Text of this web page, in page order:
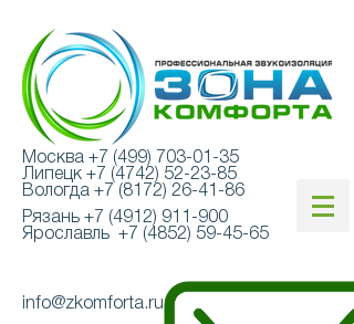
Москва +7 (499) 703-01-35
Липецк +7 (4742) 52-23-85
Вологда +7 (8172) 26-41-86
Рязань +7 (4912) 911-900
Ярославль +7 (4852) 59-45-65
info@zkomforta.ru